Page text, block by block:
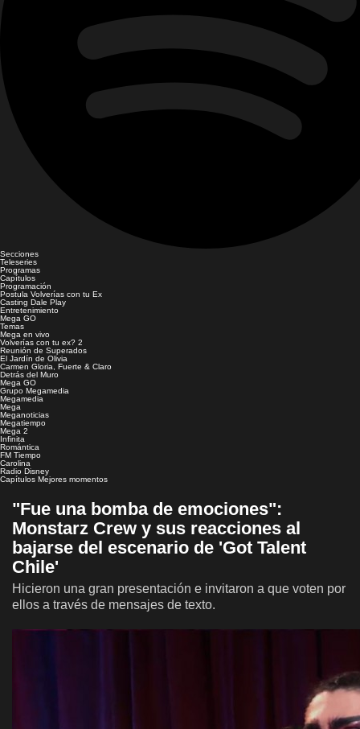
Secciones
Teleseries
Programas
Capítulos
Programación
Postula Volverías con tu Ex
Casting Dale Play
Entretenimiento
Mega GO
Temas
Mega en vivo
Volverías con tu ex? 2
Reunión de Superados
El Jardín de Olivia
Carmen Gloria, Fuerte & Claro
Detrás del Muro
Mega GO
Grupo Megamedia
Megamedia
Mega
Meganoticias
Megatiempo
Mega 2
Infinita
Romántica
FM Tiempo
Carolina
Radio Disney
Capítulos Mejores momentos
"Fue una bomba de emociones":
Monstarz Crew y sus reacciones al
bajarse del escenario de 'Got Talent
Chile'
Hicieron una gran presentación e invitaron a que voten por
ellos a través de mensajes de texto.